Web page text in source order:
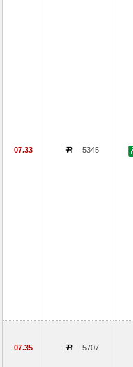
07.33 5345
07.35 5707